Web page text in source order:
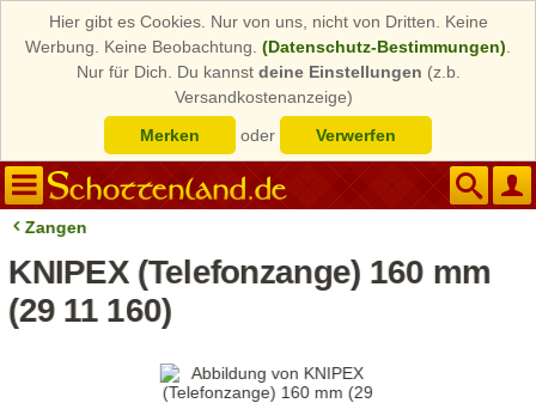
Hier gibt es Cookies. Nur von uns, nicht von Dritten. Keine
Werbung. Keine Beobachtung. (Datenschutz-Bestimmungen)
Nur für Dich. Du kannst deine Einstellungen (z.b.
Versandkostenanzeige)
Merken
oder Verwerfen
Zangen
KNIPEX (Telefonzange) 160 mm
(29 11 160)